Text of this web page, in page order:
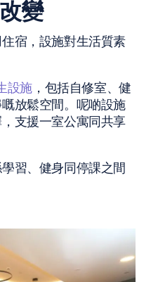
變
宿，設施對生活質素
設施 ，包括自修室、健
放鬆空間。呢啲設施
支援一室公寓同共享
習、健身同停課之間